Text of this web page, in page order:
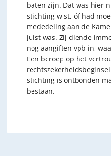
baten zijn. Dat was hier
stichting wist, óf had
mededeling aan de
juist was. Zij diende
nog aangiften vpb in,
Een beroep op het
stichting is ontbonden
bestaan.